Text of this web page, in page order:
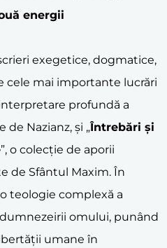
energii
exegetice, dogmatice,
cele mai importante lucrări
interpretare profundă a
de Nazianz, și „Întrebări și
”, o colecție de aporii
de Sfântul Maxim. În
teologie complexă a
omului, punând
umane în